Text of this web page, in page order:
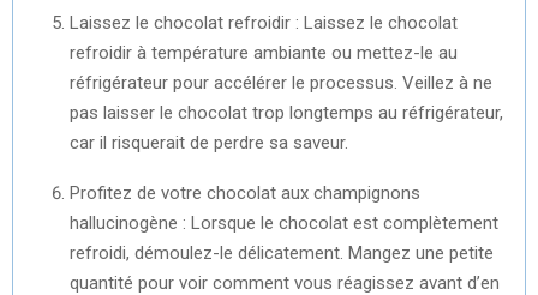
Laissez le chocolat refroidir : Laissez le chocolat
refroidir à température ambiante ou mettez-le au
réfrigérateur pour accélérer le processus. Veillez à ne
pas laisser le chocolat trop longtemps au réfrigérateur,
car il risquerait de perdre sa saveur.
Profitez de votre chocolat aux champignons
hallucinogène : Lorsque le chocolat est complètement
refroidi, démoulez-le délicatement. Mangez une petite
quantité pour voir comment vous réagissez avant d’en